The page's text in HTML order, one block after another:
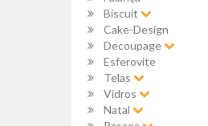
Biscuit
Cake-Design
Decoupage
Esferovite
Telas
Vidros
Natal